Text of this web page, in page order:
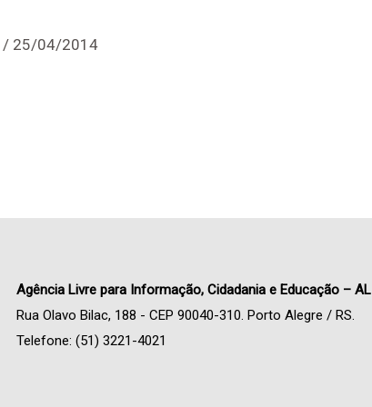
/ 25/04/2014
Agência Livre para Informação, Cidadania e Educação –
Rua Olavo Bilac, 188 - CEP 90040-310. Porto Alegre / RS.
Telefone: (51) 3221-4021